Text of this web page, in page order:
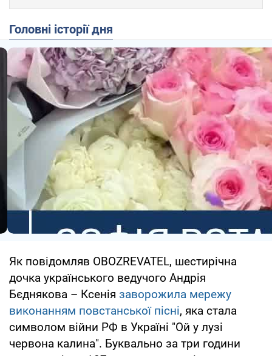
Головні історії дня
Як повідомляв OBOZREVATEL, шестирічна
дочка українського ведучого Андрія
Бєднякова – Ксенія заворожила мережу
виконанням повстанської пісні, яка стала
символом війни РФ в Україні "Ой у лузі
червона калина". Буквально за три години